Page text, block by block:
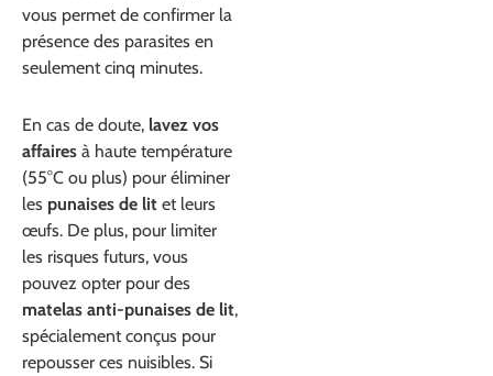
vous permet de confirmer la
présence des parasites en
seulement cinq minutes.
En cas de doute, lavez vos
affaires à haute température
(55°C ou plus) pour éliminer
les punaises de lit et leurs
œufs. De plus, pour limiter
les risques futurs, vous
pouvez opter pour des
matelas anti-punaises de lit,
spécialement conçus pour
repousser ces nuisibles. Si